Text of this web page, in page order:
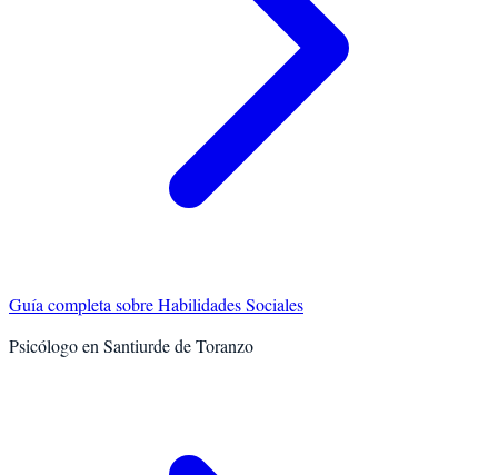
Guía completa sobreHabilidades Sociales
Psicólogo en Santiurde de Toranzo